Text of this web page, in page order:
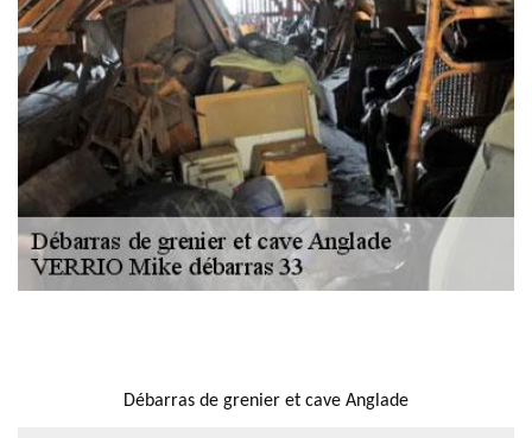
Débarras de grenier et cave Anglade